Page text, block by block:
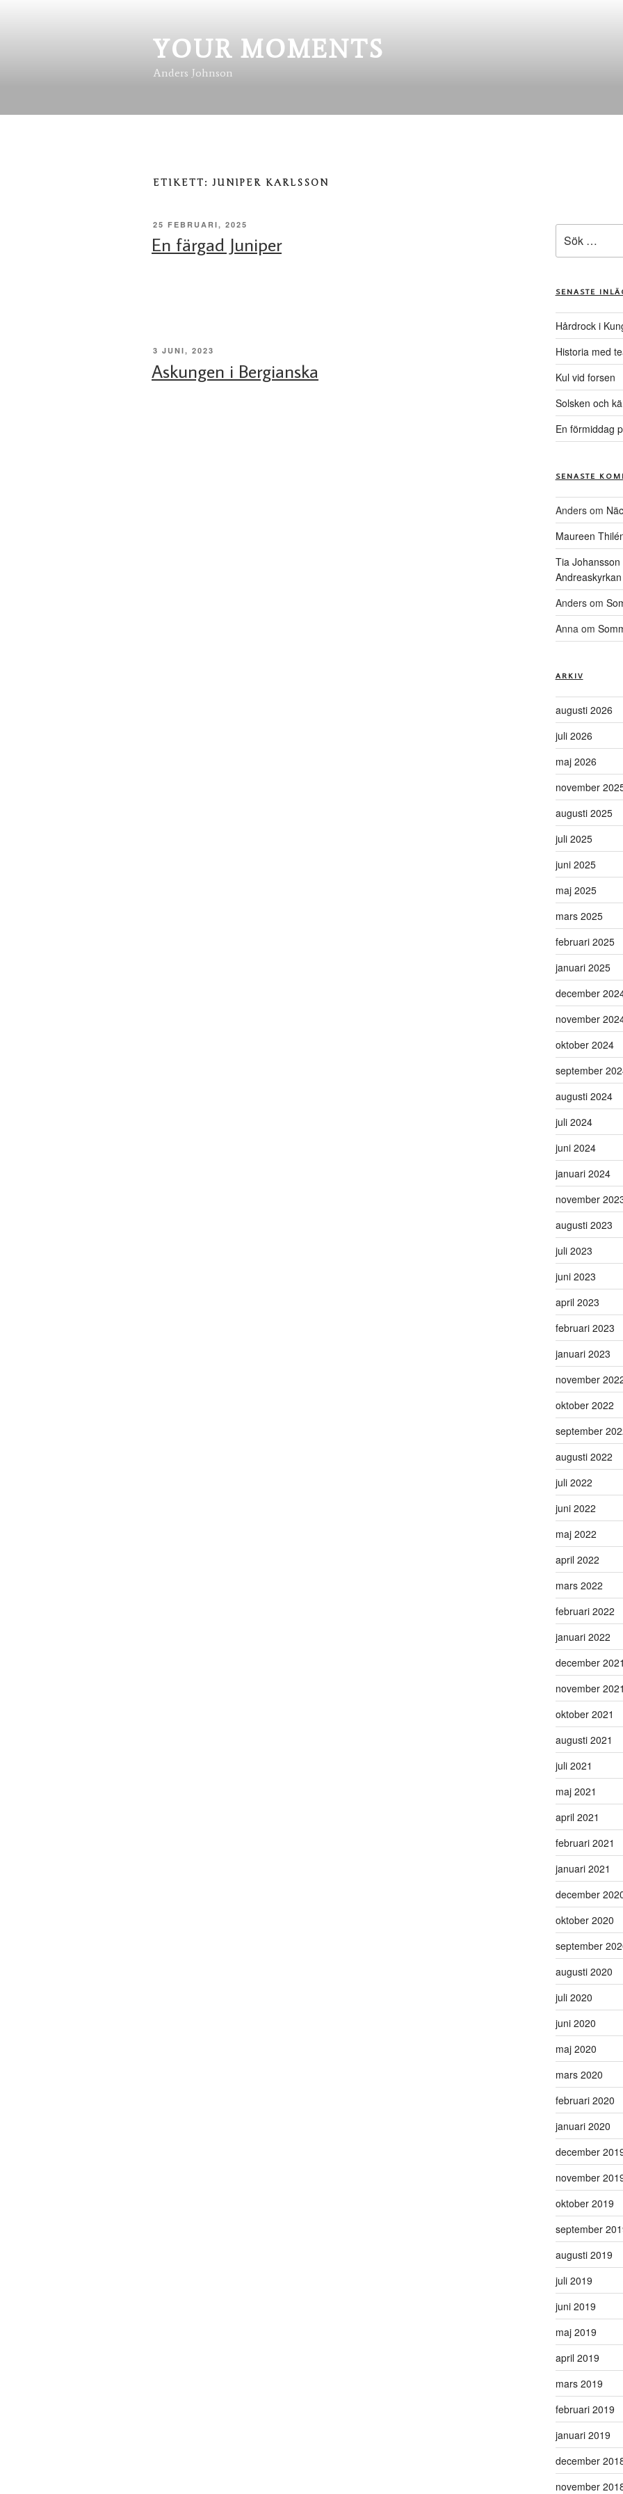
YOUR MOMENTS
Anders Johnson
ETIKETT: JUNIPER KARLSSON
PUBLICERAT
25 FEBRUARI, 2025
En färgad Juniper
PUBLICERAT
3 JUNI, 2023
Askungen i Bergianska
efter:
SENASTE
Hårdrock i
Historia med
Kul vid forsen
Solsken och
En förmiddag
SENASTE
Andersom
Maureen
Tia Johansson
Andreaskyrkan
Andersom
Anna om
ARKIV
augusti 2026
juli 2026
maj 2026
november
augusti 2025
juli 2025
juni 2025
maj 2025
mars 2025
februari 2025
januari 2025
december
november
oktober 2024
september
augusti 2024
juli 2024
juni 2024
januari 2024
november
augusti 2023
juli 2023
juni 2023
april 2023
februari 2023
januari 2023
november
oktober 2022
september
augusti 2022
juli 2022
juni 2022
maj 2022
april 2022
mars 2022
februari 2022
januari 2022
december
november
oktober 2021
augusti 2021
juli 2021
maj 2021
april 2021
februari 2021
januari 2021
december
oktober 2020
september
augusti 2020
juli 2020
juni 2020
maj 2020
mars 2020
februari 2020
januari 2020
december
november
oktober 2019
september
augusti 2019
juli 2019
juni 2019
maj 2019
april 2019
mars 2019
februari 2019
januari 2019
december
november